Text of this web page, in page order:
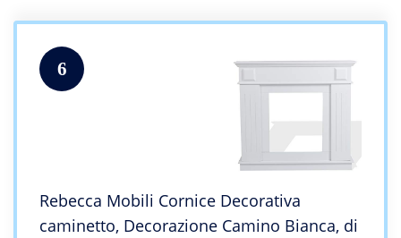
6
Rebecca Mobili Cornice Decorativa
caminetto, Decorazione Camino Bianca, di